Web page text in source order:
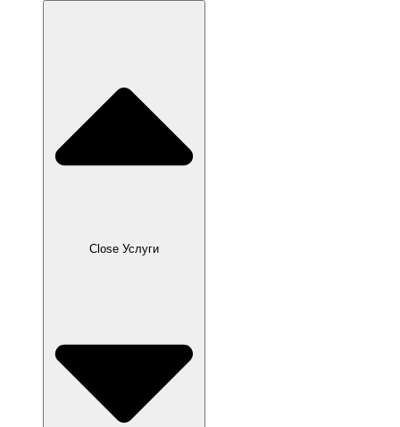
Close Услуги